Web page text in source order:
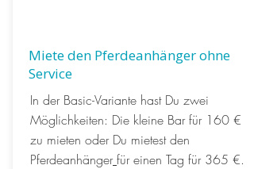
Miete den Pferdeanhänger ohne
Service
In der Basic-Variante hast Du zwei
Möglichkeiten: Die kleine Barfür 160 €
zu mieten oder Du mietest den
Pferdeanhänger für einen Tag für 365 €.